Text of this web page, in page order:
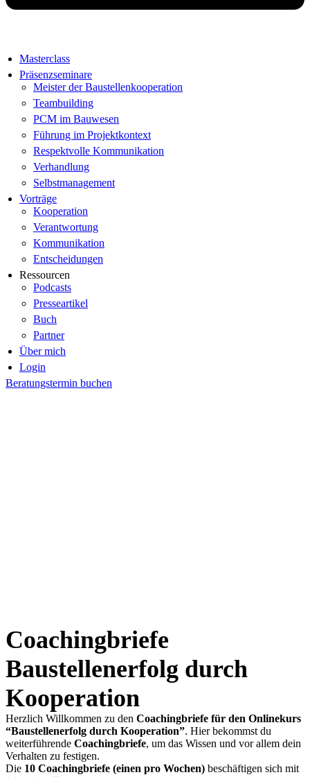
Masterclass
Präsenzseminare
Meister der Baustellenkooperation
Teambuilding
PCM im Bauwesen
Führung im Projektkontext
Respektvolle Kommunikation
Verhandlung
Selbstmanagement
Vorträge
Kooperation
Verantwortung
Kommunikation
Entscheidungen
Ressourcen
Podcasts
Presseartikel
Buch
Partner
Über mich
Login
Beratungstermin buchen
Coachingbriefe
Baustellenerfolg durch
Kooperation
Herzlich Willkommen zu den Coachingbriefe für den Onlinekurs
“Baustellenerfolg durch Kooperation”. Hier bekommst du
weiterführende Coachingbriefe, um das Wissen und vor allem dein
Verhalten zu festigen.
Die 10 Coachingbriefe (einen pro Wochen) beschäftigen sich mit